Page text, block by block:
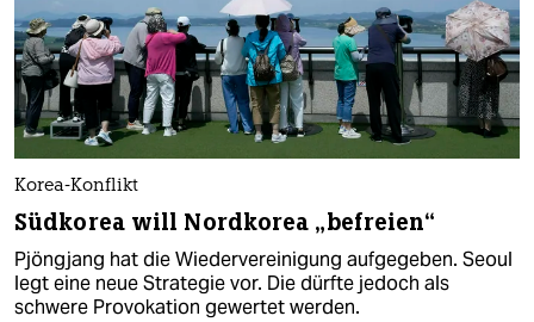
Korea-Konflikt
Südkorea will Nordkorea „befreien“
Pjöngjang hat die Wiedervereinigung aufgegeben. Seoul
legt eine neue Strategie vor. Die dürfte jedoch als
schwere Provokation gewertet werden.